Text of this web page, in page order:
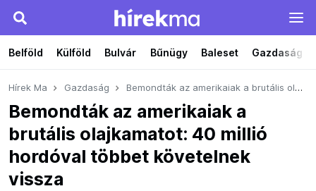
Belföld Külföld Bulvár Bűnügy Baleset Gazdaság
Hírek Ma Gazdaság Bemondták az amerikaiak a brutális olajkamatot: 40 millió hordóval többet követelnek vissza
Bemondták az amerikaiak a
brutális olajkamatot: 40 millió
hordóval többet követelnek
vissza